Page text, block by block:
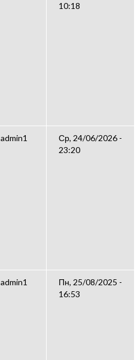
10:18
admin1
Ср, 24/06/2026 -
23:20
admin1
Пн, 25/08/2025 -
16:53